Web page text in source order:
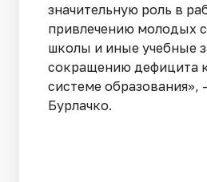
значительную роль в
привлечению молодых
школы и иные учебные
сокращению дефицита
системе
Бурлачко.